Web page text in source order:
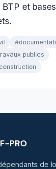
et
publics
PRO
de